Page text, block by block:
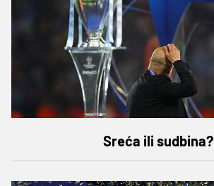
Sreća ili sudbina?